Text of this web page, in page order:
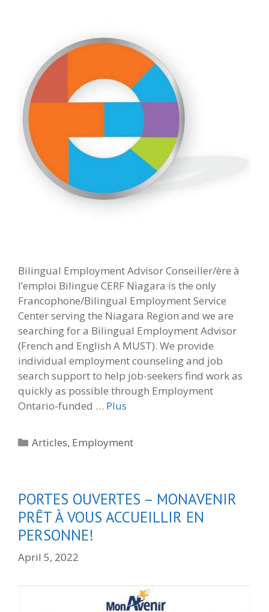
Bilingual Employment Advisor Conseiller/ère à
l’emploi Bilingue CERF Niagara is the only
Francophone/Bilingual Employment Service
Center serving the Niagara Region and we are
searching for a Bilingual Employment Advisor
(French and English A MUST). We provide
individual employment counseling and job
search support to help job-seekers find work as
quickly as possible through Employment
Ontario-funded … Plus
Categories
Articles, Employment
PORTES OUVERTES – MONAVENIR
PRÊT À VOUS ACCUEILLIR EN
PERSONNE!
April 5, 2022